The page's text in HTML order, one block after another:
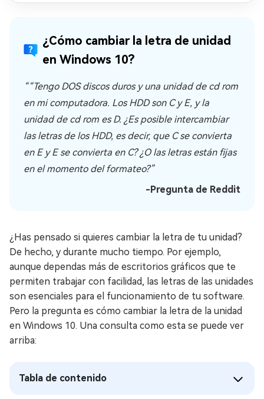
¿Cómo cambiar la letra de unidad
en Windows 10?
““Tengo DOS discos duros y una unidad de cd rom
en mi computadora. Los HDD son C y E, y la
unidad de cd rom es D. ¿Es posible intercambiar
las letras de los HDD, es decir, que C se convierta
en E y E se convierta en C? ¿O las letras están fijas
en el momento del formateo?”
-Pregunta de Reddit
¿Has pensado si quieres cambiar la letra de tu unidad?
De hecho, y durante mucho tiempo. Por ejemplo,
aunque dependas más de escritorios gráficos que te
permiten trabajar con facilidad, las letras de las unidades
son esenciales para el funcionamiento de tu software.
Pero la pregunta es cómo cambiar la letra de la unidad
en Windows 10. Una consulta como esta se puede ver
arriba:
Tabla de contenido